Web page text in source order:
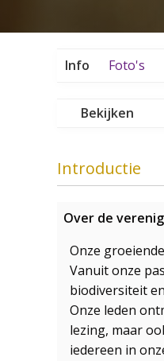
Info Foto's
Bekijken
Introductie
Over de
Onze
Vanuit onze
biodiversiteit
Onze leden
lezing, maar
iedereen in